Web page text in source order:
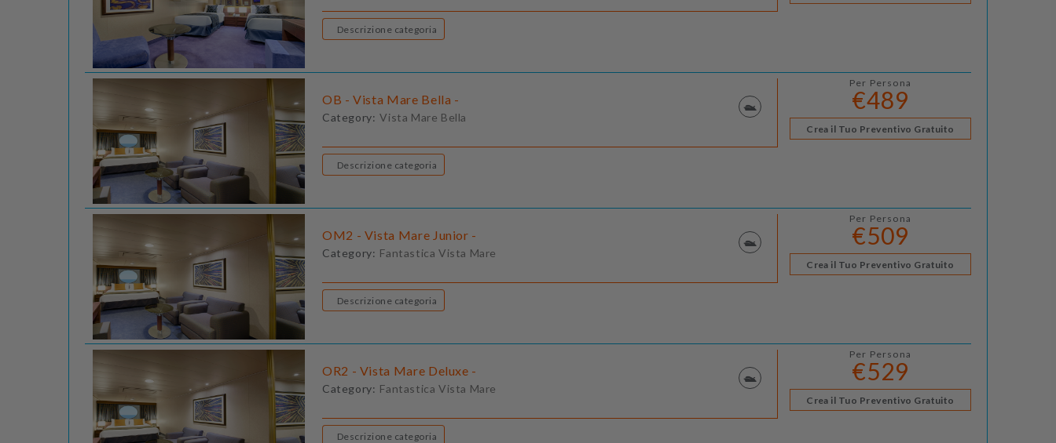
Descrizione categoria
OB - Vista Mare Bella -
Category: Vista Mare Bella
Per Persona
€489
Crea il Tuo Preventivo Gratuito
Descrizione categoria
OM2 - Vista Mare Junior -
Category: Fantastica Vista Mare
Per Persona
€509
Crea il Tuo Preventivo Gratuito
Descrizione categoria
OR2 - Vista Mare Deluxe -
Category: Fantastica Vista Mare
Per Persona
€529
Crea il Tuo Preventivo Gratuito
Descrizione categoria